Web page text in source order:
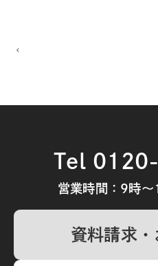
Tel
営業時間：9時
資料請求